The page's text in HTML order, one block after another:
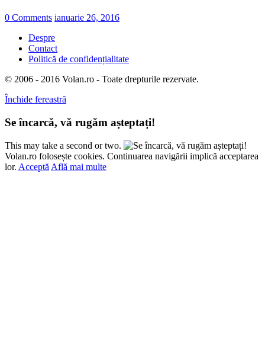
0 Comments ianuarie 26, 2016
Despre
Contact
Politică de confidențialitate
© 2006 - 2016 Volan.ro - Toate drepturile rezervate.
Închide fereastră
Se încarcă, vă rugăm așteptați!
This may take a second or two.
Volan.ro folosește cookies. Continuarea navigării implică acceptarea
lor. Acceptă Află mai multe